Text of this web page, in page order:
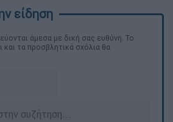
άμεσα με δική σας ευθύνη. Το
και τα προσβλητικά σχόλια θα